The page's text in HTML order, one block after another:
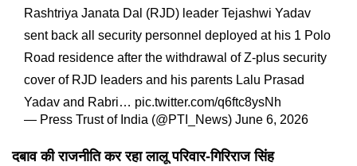
Rashtriya Janata Dal (RJD) leader Tejashwi Yadav
sent back all security personnel deployed at his 1 Polo
Road residence after the withdrawal of Z-plus security
cover of RJD leaders and his parents Lalu Prasad
Yadav and Rabri… pic.twitter.com/q6ftc8ysNh
— Press Trust of India (@PTI_News) June 6, 2026
दबाव की राजनीति कर रहा लालू परिवार-गिरिराज सिंह